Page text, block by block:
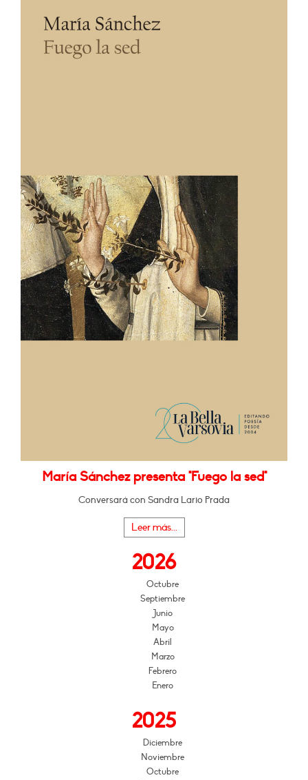
María Sánchez presenta "Fuego la sed"
Conversará con Sandra Lario Prada
Leer más...
2026
Octubre
Septiembre
Junio
Mayo
Abril
Marzo
Febrero
Enero
2025
Diciembre
Noviembre
Octubre